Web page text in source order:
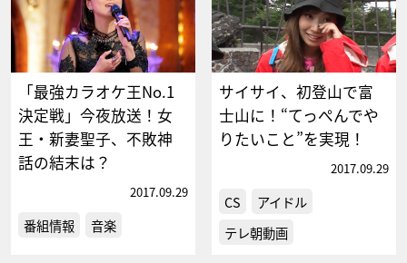
「最強カラオケ王No.1
決定戦」今夜放送！女
王・新妻聖子、不敗神
話の結末は？
2017.09.29
番組情報 音楽
サイサイ、初登山で富
士山に！“てっぺんでや
りたいこと”を実現！
2017.09.29
CS
アイドル
テレ朝動画